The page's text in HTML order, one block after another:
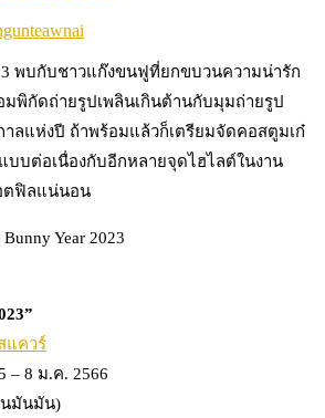
พบกับชาวแก๊งขนฟูที่ยกขบวนความน่ารัก
มพิกัดถ่ายรูปเพลินเกินต้านกับมุมถ่ายรูป
ลแห่งปี ถ้าพร้อมแล้วก็เตรียมจัดคอสตูมเก๋
บบต่อเนื่องกับอีกหลายจุดไฮไลต์ในงาน
ตฟิลแน่นอน
แควร์
– 8 ม.ค. 2566
มันมัน)